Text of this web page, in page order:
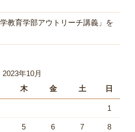
教育学部アウトリーチ講義」を
2023年10月
木 金 土 日
1
5 6 7 8